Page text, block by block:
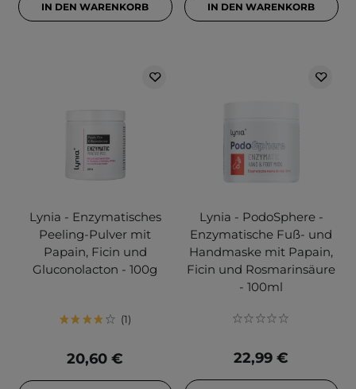
IN DEN WARENKORB IN DEN WARENKORB
Lynia - Enzymatisches
Peeling-Pulver mit
Papain, Ficin und
Gluconolacton - 100g
1
20,60 €
Lynia - PodoSphere -
Enzymatische Fuß- und
Handmaske mit Papain,
Ficin und Rosmarinsäure
- 100ml
22,99 €